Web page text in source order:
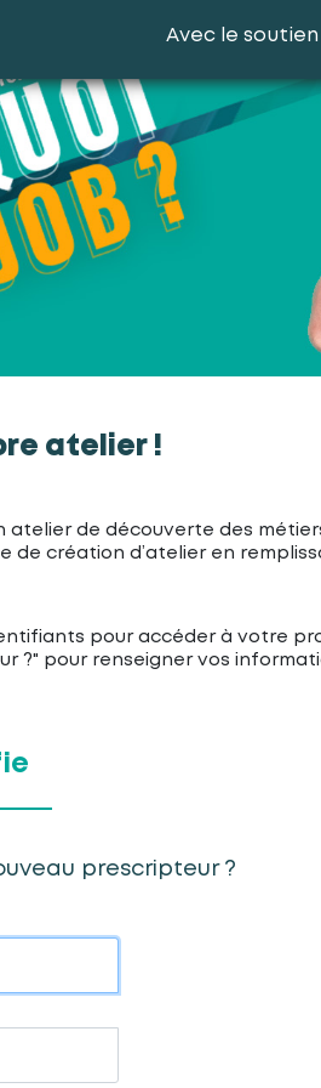
Avec le soutien
atelier !
atelier de découverte des
de création d’atelier en
pour accéder à votre
?" pour renseigner vos
prescripteur ?